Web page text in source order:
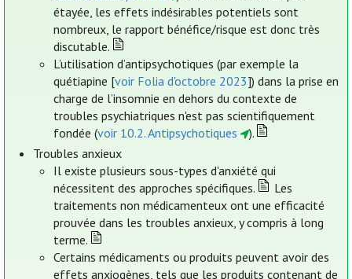
étayée, les effets indésirables potentiels sont
nombreux, le rapport bénéfice/risque est donc très
discutable.
L’utilisation d’antipsychotiques (par exemple la
quétiapine [voir Folia d'octobre 2023]) dans la prise en
charge de l’insomnie en dehors du contexte de
troubles psychiatriques n'est pas scientifiquement
fondée (voir 10.2. Antipsychotiques
).
Troubles anxieux
Il existe plusieurs sous-types d'anxiété qui
nécessitent des approches spécifiques.
Les
traitements non médicamenteux ont une efficacité
prouvée dans les troubles anxieux, y compris à long
terme.
Certains médicaments ou produits peuvent avoir des
effets anxiogènes, tels que les produits contenant de